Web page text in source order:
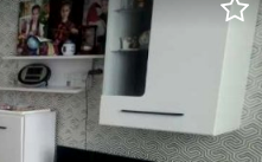
який поряд, з ними
вартість не знаю. Село
школа з спорт залом,
2-х поверховий
від власника. Ділянка
49 на 21 метр. Ділянка
дачний кооператив,
- 05*********64